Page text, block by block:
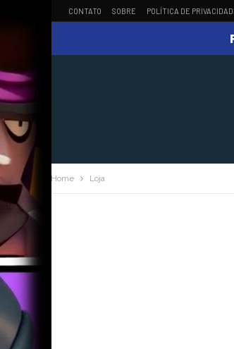
CONTATO SOBRE POLÍTICA DE
Home Loja